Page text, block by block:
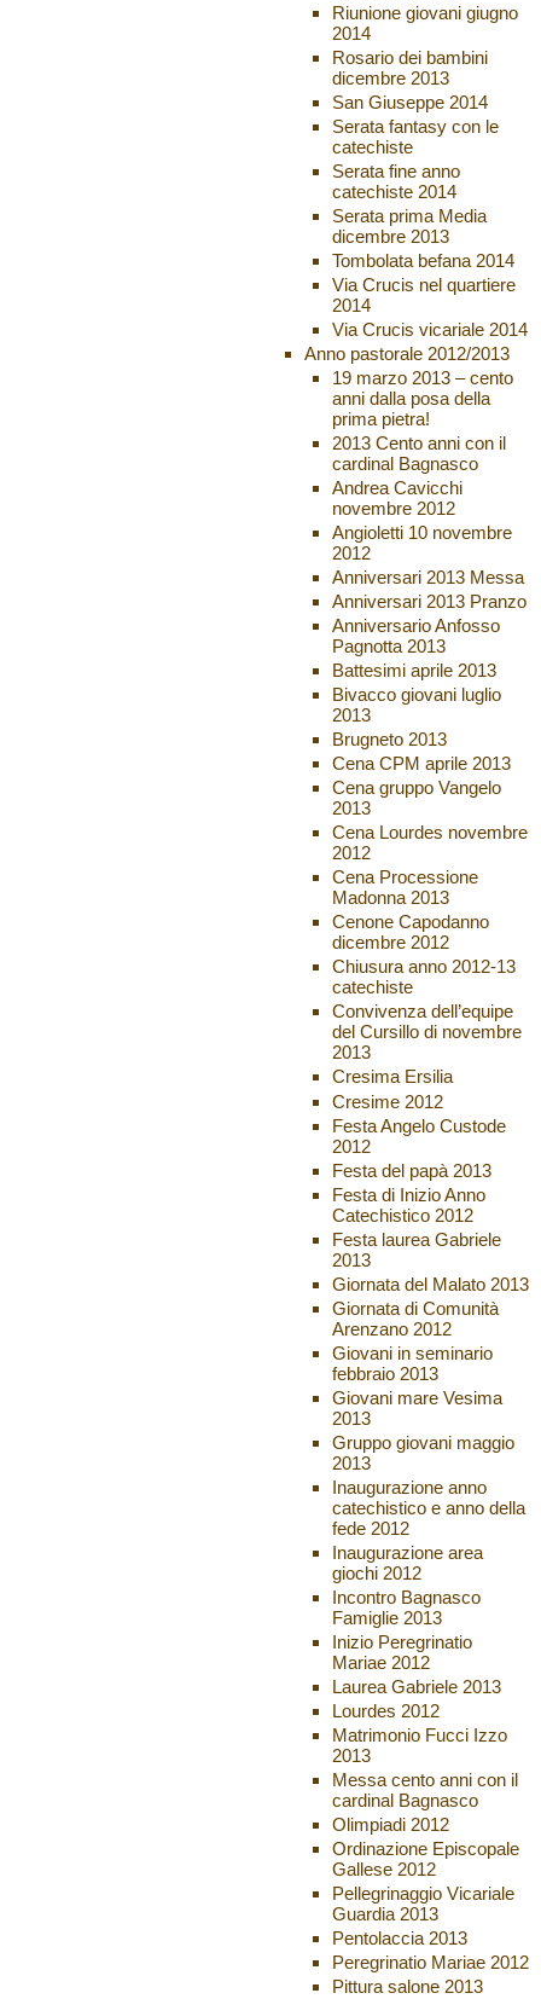
Riunione giovani giugno
2014
Rosario dei bambini
dicembre 2013
San Giuseppe 2014
Serata fantasy con le
catechiste
Serata fine anno
catechiste 2014
Serata prima Media
dicembre 2013
Tombolata befana 2014
Via Crucis nel quartiere
2014
Via Crucis vicariale 2014
Anno pastorale 2012/2013
19 marzo 2013 – cento
anni dalla posa della
prima pietra!
2013 Cento anni con il
cardinal Bagnasco
Andrea Cavicchi
novembre 2012
Angioletti 10 novembre
2012
Anniversari 2013 Messa
Anniversari 2013 Pranzo
Anniversario Anfosso
Pagnotta 2013
Battesimi aprile 2013
Bivacco giovani luglio
2013
Brugneto 2013
Cena CPM aprile 2013
Cena gruppo Vangelo
2013
Cena Lourdes novembre
2012
Cena Processione
Madonna 2013
Cenone Capodanno
dicembre 2012
Chiusura anno 2012-13
catechiste
Convivenza dell’equipe
del Cursillo di novembre
2013
Cresima Ersilia
Cresime 2012
Festa Angelo Custode
2012
Festa del papà 2013
Festa di Inizio Anno
Catechistico 2012
Festa laurea Gabriele
2013
Giornata del Malato 2013
Giornata di Comunità
Arenzano 2012
Giovani in seminario
febbraio 2013
Giovani mare Vesima
2013
Gruppo giovani maggio
2013
Inaugurazione anno
catechistico e anno della
fede 2012
Inaugurazione area
giochi 2012
Incontro Bagnasco
Famiglie 2013
Inizio Peregrinatio
Mariae 2012
Laurea Gabriele 2013
Lourdes 2012
Matrimonio Fucci Izzo
2013
Messa cento anni con il
cardinal Bagnasco
Olimpiadi 2012
Ordinazione Episcopale
Gallese 2012
Pellegrinaggio Vicariale
Guardia 2013
Pentolaccia 2013
Peregrinatio Mariae 2012
Pittura salone 2013